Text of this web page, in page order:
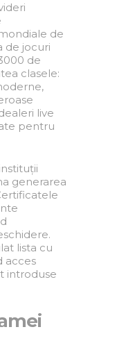
de
de jocuri
de
clasele:
live
pentru
generarea
lista cu
acces
introduse